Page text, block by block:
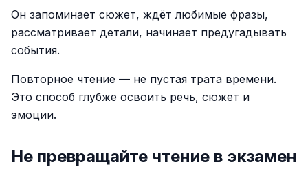
Он запоминает сюжет, ждёт любимые фразы,
рассматривает детали, начинает предугадывать
события.
Повторное чтение — не пустая трата времени.
Это способ глубже освоить речь, сюжет и
эмоции.
Не превращайте чтение в экзамен